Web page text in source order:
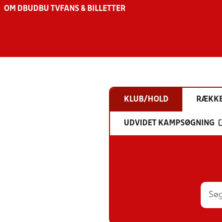
OM DBU DBU TV FANS & BILLETTER
KLUB/HOLD
UDVIDET KAMPSØGNING